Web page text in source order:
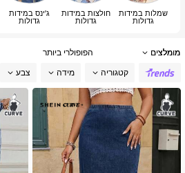
שמלות במידות
גדולות
חולצות במידות
גדולות
ג'ינס במידות
גדולות
מומלצים הפופולרי ביותר
קטגוריה מידה צבע